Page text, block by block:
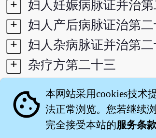
+
妇人妊娠病脉证并治
+
妇人产后病脉证治第
+
妇人杂病脉证并治第
+
杂疗方第二十三
禽兽鱼虫禁忌并治第二
+ 果实菜谷禁忌并治第二
cookie 本网站采用cookies技术
法正常浏览。您若继续
完全接受本站的服务条